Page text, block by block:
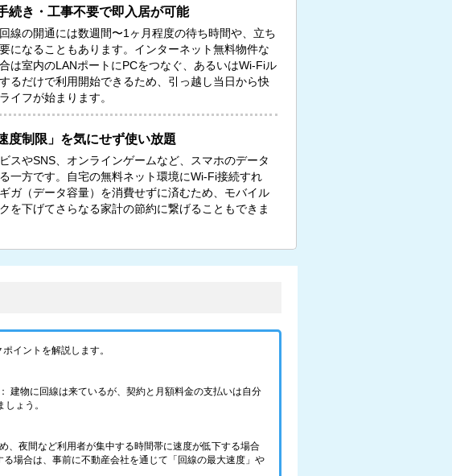
続き・工事不要で即入居が可能
線の開通には数週間〜1ヶ月程度の待ち時間や、立ち
になることもあります。インターネット無料物件な
は室内のLANポートにPCをつなぐ、あるいはWi-Fiル
るだけで利用開始できるため、引っ越し当日から快
イフが始まります。
度制限」を気にせず使い放題
スやSNS、オンラインゲームなど、スマホのデータ
一方です。自宅の無料ネット環境にWi-Fi接続すれ
ガ（データ容量）を消費せずに済むため、モバイル
を下げてさらなる家計の節約に繋げることもできま
イントを解説します。
建物に回線は来ているが、契約と月額料金の支払いは自分
ょう。
、夜間など利用者が集中する時間帯に速度が低下する場合
場合は、事前に不動産会社を通じて「回線の最大速度」や